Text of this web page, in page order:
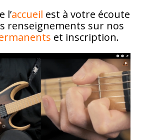
l’accueil est à votre écoute
renseignements sur nos
et inscription.